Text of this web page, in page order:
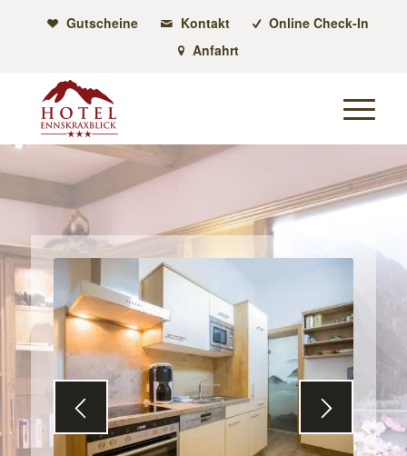
Gutscheine Kontakt
Online Check-In
Anfahrt